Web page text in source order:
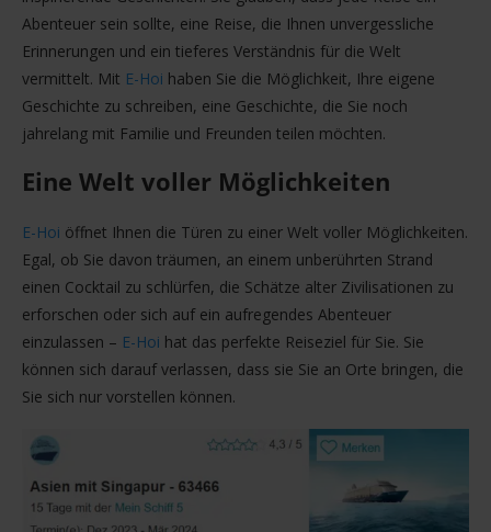
Abenteuer sein sollte, eine Reise, die Ihnen unvergessliche
Erinnerungen und ein tieferes Verständnis für die Welt
vermittelt. Mit E-Hoi haben Sie die Möglichkeit, Ihre eigene
Geschichte zu schreiben, eine Geschichte, die Sie noch
jahrelang mit Familie und Freunden teilen möchten.
Eine Welt voller Möglichkeiten
E-Hoi öffnet Ihnen die Türen zu einer Welt voller Möglichkeiten.
Egal, ob Sie davon träumen, an einem unberührten Strand
einen Cocktail zu schlürfen, die Schätze alter Zivilisationen zu
erforschen oder sich auf ein aufregendes Abenteuer
einzulassen – E-Hoi hat das perfekte Reiseziel für Sie. Sie
können sich darauf verlassen, dass sie Sie an Orte bringen, die
Sie sich nur vorstellen können.